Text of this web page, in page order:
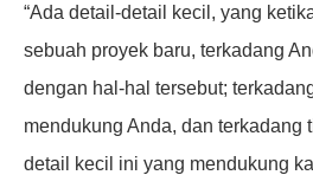
“Ada detail-detail kecil, yang
sebuah proyek baru, terkadang
dengan hal-hal tersebut;
mendukung Anda, dan terkadang
detail kecil ini yang mendukung